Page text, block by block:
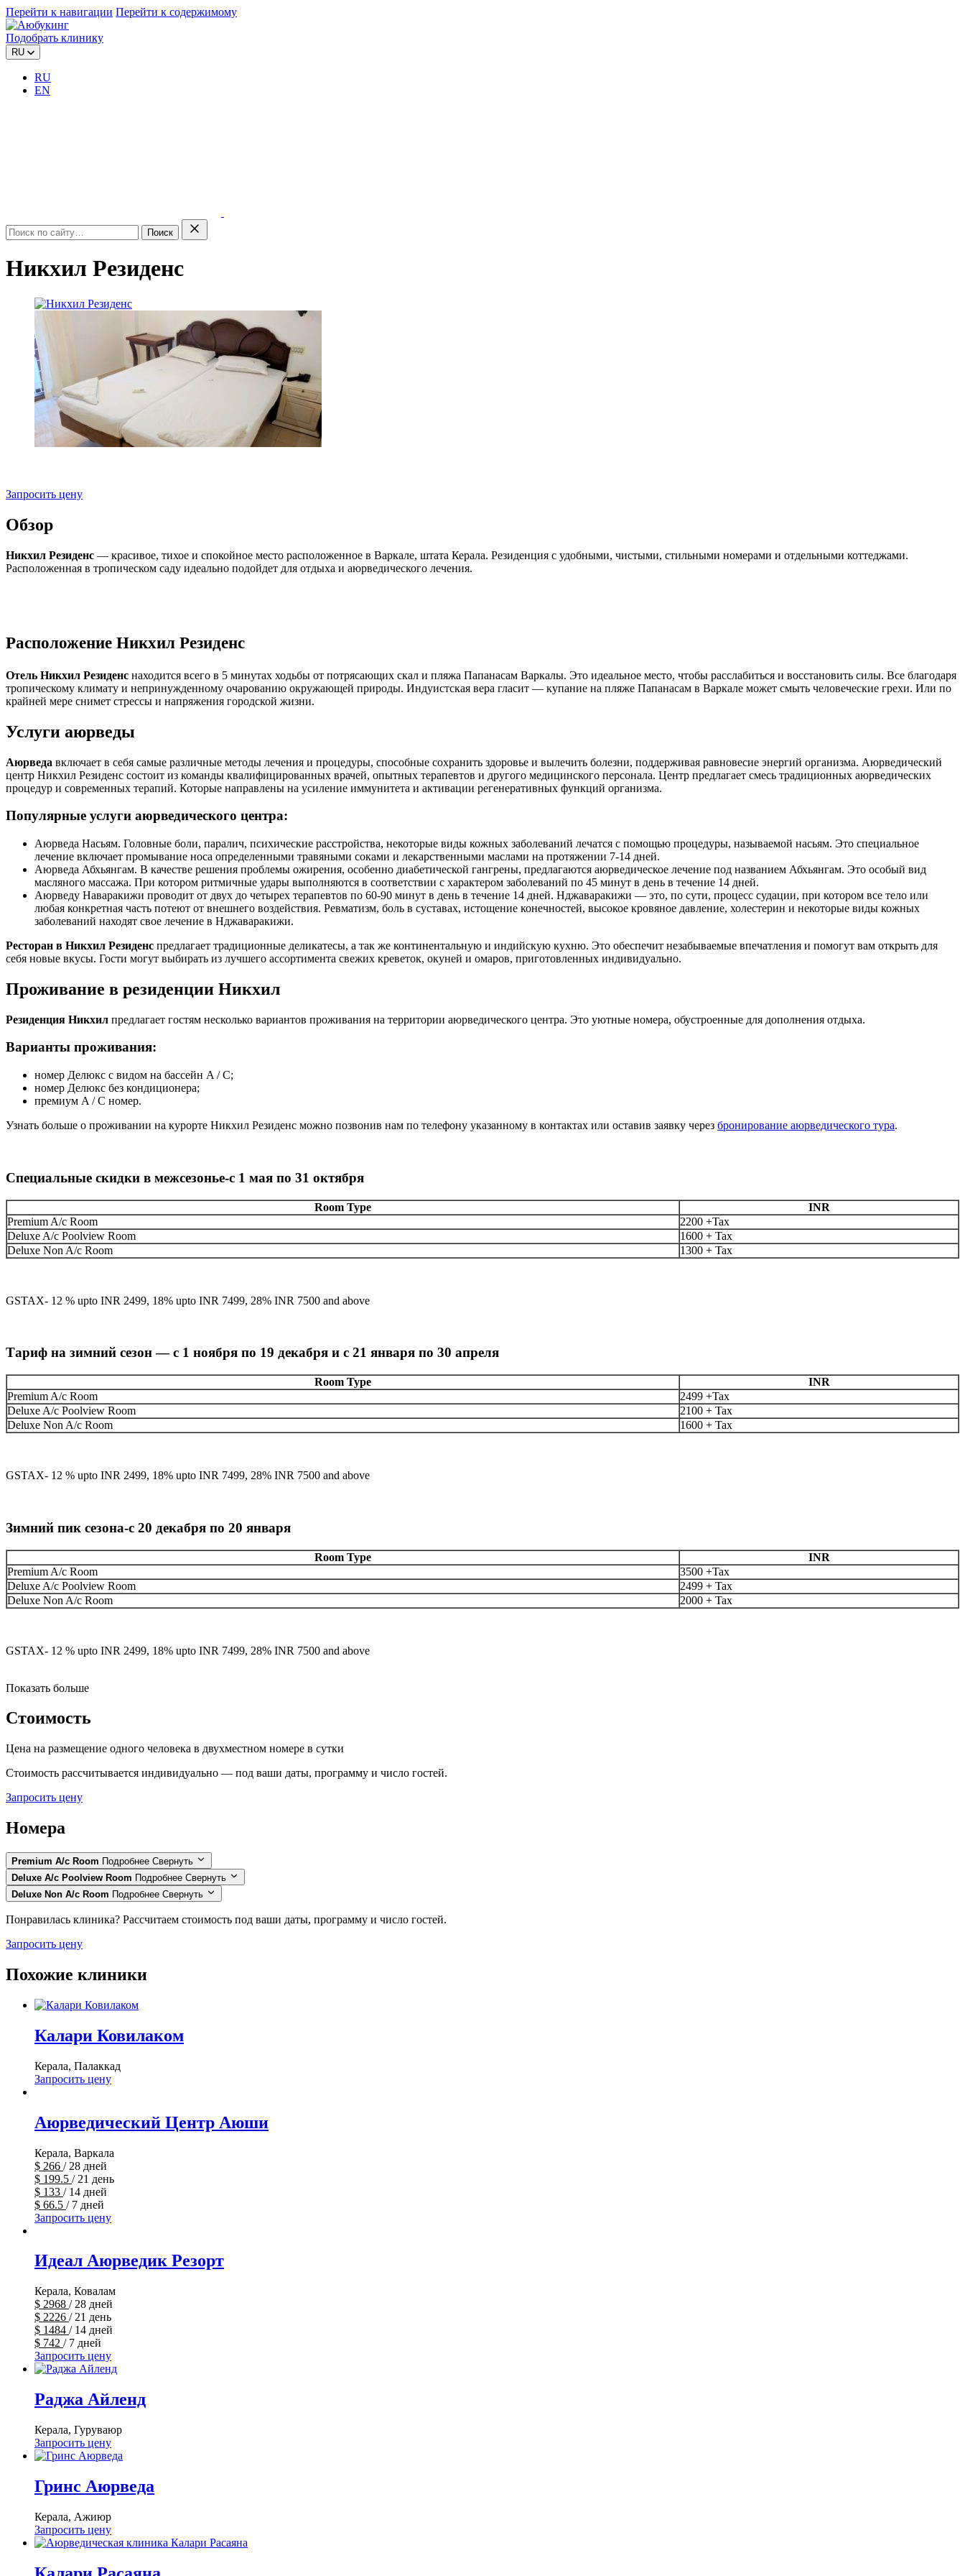
Перейти к навигации Перейти к содержимому
Подобрать клинику
RU
RU
EN
Поиск
Никхил Резиденс
Запросить цену
Обзор
Никхил Резиденс — красивое, тихое и спокойное место расположенное в Варкале, штата Керала. Резиденция с удобными, чистыми, стильными номерами и отдельными коттеджами.
Расположенная в тропическом саду идеально подойдет для отдыха и аюрведического лечения.
Расположение Никхил Резиденс
Отель Никхил Резиденс находится всего в 5 минутах ходьбы от потрясающих скал и пляжа Папанасам Варкалы. Это идеальное место, чтобы расслабиться и восстановить силы. Все благодаря
тропическому климату и непринужденному очарованию окружающей природы. Индуистская вера гласит — купание на пляже Папанасам в Варкале может смыть человеческие грехи. Или по
крайней мере снимет стрессы и напряжения городской жизни.
Услуги аюрведы
Аюрведа включает в себя самые различные методы лечения и процедуры, способные сохранить здоровье и вылечить болезни, поддерживая равновесие энергий организма. Аюрведический
центр Никхил Резиденс состоит из команды квалифицированных врачей, опытных терапевтов и другого медицинского персонала. Центр предлагает смесь традиционных аюрведических
процедур и современных терапий. Которые направлены на усиление иммунитета и активации регенеративных функций организма.
Популярные услуги аюрведического центра:
Аюрведа Насьям. Головные боли, паралич, психические расстройства, некоторые виды кожных заболеваний лечатся с помощью процедуры, называемой насьям. Это специальное
лечение включает промывание носа определенными травяными соками и лекарственными маслами на протяжении 7-14 дней.
Аюрведа Абхьянгам. В качестве решения проблемы ожирения, особенно диабетической гангрены, предлагаются аюрведическое лечение под названием Абхьянгам. Это особый вид
масляного массажа. При котором ритмичные удары выполняются в соответствии с характером заболеваний по 45 минут в день в течение 14 дней.
Аюрведу Наваракижи проводит от двух до четырех терапевтов по 60-90 минут в день в течение 14 дней. Нджаваракижи — это, по сути, процесс судации, при котором все тело или
любая конкретная часть потеют от внешнего воздействия. Ревматизм, боль в суставах, истощение конечностей, высокое кровяное давление, холестерин и некоторые виды кожных
заболеваний находят свое лечение в Нджаваракижи.
Ресторан в Никхил Резиденс предлагает традиционные деликатесы, а так же континентальную и индийскую кухню. Это обеспечит незабываемые впечатления и помогут вам открыть для
себя новые вкусы. Гости могут выбирать из лучшего ассортимента свежих креветок, окуней и омаров, приготовленных индивидуально.
Проживание в резиденции Никхил
Резиденция Никхил предлагает гостям несколько вариантов проживания на территории аюрведического центра. Это уютные номера, обустроенные для дополнения отдыха.
Варианты проживания:
номер Делюкс с видом на бассейн A / C;
номер Делюкс без кондиционера;
премиум A / C номер.
Узнать больше о проживании на курорте Никхил Резиденс можно позвонив нам по телефону указанному в контактах или оставив заявку через бронирование аюрведического тура.
Специальные скидки в межсезонье-с 1 мая по 31 октября
Room Type
INR
Premium A/c Room
2200 +Tax
Deluxe A/c Poolview Room
1600 + Tax
Deluxe Non A/c Room
1300 + Tax
GSTAX- 12 % upto INR 2499, 18% upto INR 7499, 28% INR 7500 and above
Тариф на зимний сезон — с 1 ноября по 19 декабря и с 21 января по 30 апреля
Room Type
INR
Premium A/c Room
2499 +Tax
Deluxe A/c Poolview Room
2100 + Tax
Deluxe Non A/c Room
1600 + Tax
GSTAX- 12 % upto INR 2499, 18% upto INR 7499, 28% INR 7500 and above
Зимний пик сезона-с 20 декабря по 20 января
Room Type
INR
Premium A/c Room
3500 +Tax
Deluxe A/c Poolview Room
2499 + Tax
Deluxe Non A/c Room
2000 + Tax
GSTAX- 12 % upto INR 2499, 18% upto INR 7499, 28% INR 7500 and above
Показать больше
Стоимость
Цена на размещение одного человека в двухместном номере в сутки
Стоимость рассчитывается индивидуально — под ваши даты, программу и число гостей.
Запросить цену
Номера
Premium A/c Room Подробнее Свернуть
Deluxe A/c Poolview Room Подробнее Свернуть
Deluxe Non A/c Room Подробнее Свернуть
Понравилась клиника? Рассчитаем стоимость под ваши даты, программу и число гостей.
Запросить цену
Похожие клиники
Калари Ковилаком
Керала, Палаккад
Запросить цену
Аюрведический Центр Аюши
Керала, Варкала
$ 266 / 28 дней
$ 199.5 / 21 день
$ 133 / 14 дней
$ 66.5 / 7 дней
Запросить цену
Идеал Аюрведик Резорт
Керала, Ковалам
$ 2968 / 28 дней
$ 2226 / 21 день
$ 1484 / 14 дней
$ 742 / 7 дней
Запросить цену
Раджа Айленд
Керала, Гуруваюр
Запросить цену
Гринс Аюрведа
Керала, Ажиюр
Запросить цену